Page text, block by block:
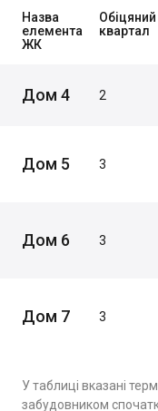
Назва
елемента
ЖК
Обіцяний
квартал
Дом 4 2
Дом 5 3
Дом 6 3
Дом 7 3
У таблиці вказані
забудовником